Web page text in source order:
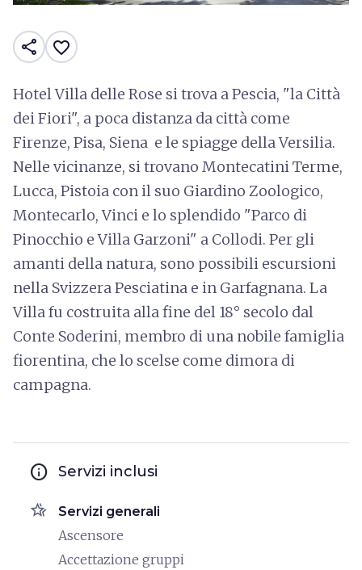
share favorite_border
Hotel Villa delle Rose si trova a Pescia, "la Città
dei Fiori", a poca distanza da città come
Firenze, Pisa, Siena e le spiagge della Versilia.
Nelle vicinanze, si trovano Montecatini Terme,
Lucca, Pistoia con il suo Giardino Zoologico,
Montecarlo, Vinci e lo splendido "Parco di
Pinocchio e Villa Garzoni" a Collodi. Per gli
amanti della natura, sono possibili escursioni
nella Svizzera Pesciatina e in Garfagnana. La
Villa fu costruita alla fine del 18° secolo dal
Conte Soderini, membro di una nobile famiglia
fiorentina, che lo scelse come dimora di
campagna.
info Servizi inclusi
hotel_class Servizi generali
Ascensore
Accettazione gruppi